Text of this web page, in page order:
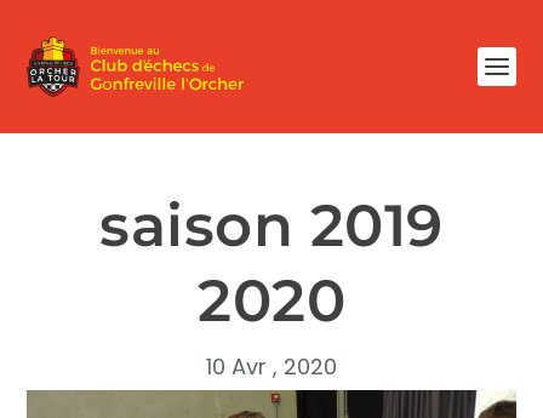
saison 2019
2020
10 Avr , 2020